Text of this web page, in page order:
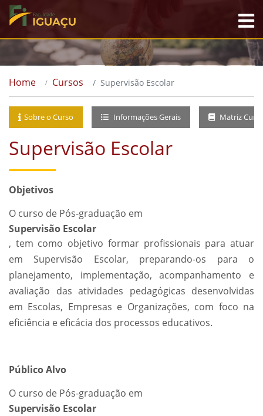
Home Cursos Supervisão Escolar
Sobre o Curso Informações Gerais Matriz
Supervisão Escolar
Objetivos
O curso de Pós-graduação em
Supervisão Escolar
, tem como objetivo formar profissionais para atuar
em Supervisão Escolar, preparando-os para o
planejamento, implementação, acompanhamento e
avaliação das atividades pedagógicas desenvolvidas
em Escolas, Empresas e Organizações, com foco na
eficiência e eficácia dos processos educativos.
Público Alvo
O curso de Pós-graduação em
Supervisão Escolar